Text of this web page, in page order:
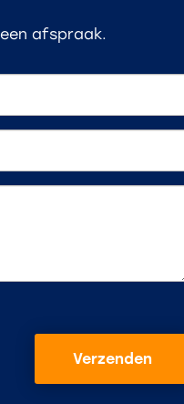
afspraak.
Verzenden